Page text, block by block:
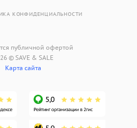
КОНФИДЕНЦИАЛЬНОСТИ
публичной офертой
© SAVE & SALE
Карта сайта